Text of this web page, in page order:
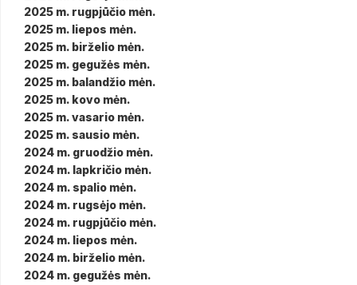
2025 m. rugpjūčio mėn.
2025 m. liepos mėn.
2025 m. birželio mėn.
2025 m. gegužės mėn.
2025 m. balandžio mėn.
2025 m. kovo mėn.
2025 m. vasario mėn.
2025 m. sausio mėn.
2024 m. gruodžio mėn.
2024 m. lapkričio mėn.
2024 m. spalio mėn.
2024 m. rugsėjo mėn.
2024 m. rugpjūčio mėn.
2024 m. liepos mėn.
2024 m. birželio mėn.
2024 m. gegužės mėn.